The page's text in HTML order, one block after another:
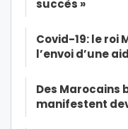
succès »
Covid-19: le roi
l’envoi d’une
Des Marocains
manifestent